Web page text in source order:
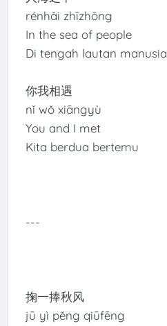
rénhǎi zhīzhōng
In the sea of people
Di tengah lautan manusia
你我相遇
nǐ wǒ xiāngyù
You and I met
Kita berdua bertemu
---
掬一捧秋风
jū yì pěng qiūfēng